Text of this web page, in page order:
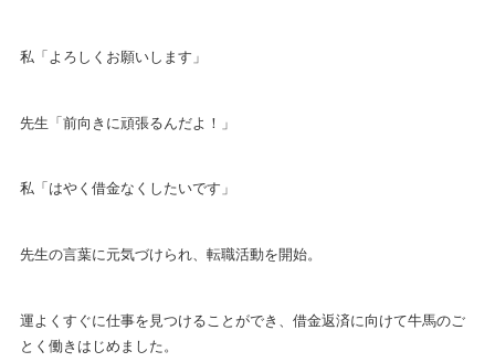
私「よろしくお願いします」
先生「前向きに頑張るんだよ！」
私「はやく借金なくしたいです」
先生の言葉に元気づけられ、転職活動を開始。
運よくすぐに仕事を見つけることができ、借金返済に向けて牛馬のご
とく働きはじめました。